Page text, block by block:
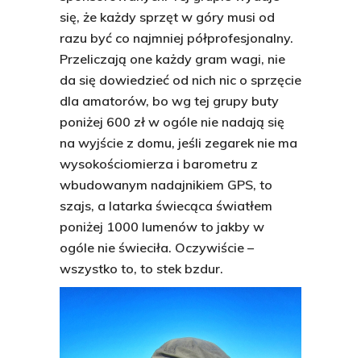
się, że każdy sprzęt w góry musi od
razu być co najmniej półprofesjonalny.
Przeliczają one każdy gram wagi, nie
da się dowiedzieć od nich nic o sprzęcie
dla amatorów, bo wg tej grupy buty
poniżej 600 zł w ogóle nie nadają się
na wyjście z domu, jeśli zegarek nie ma
wysokościomierza i barometru z
wbudowanym nadajnikiem GPS, to
szajs, a latarka świecąca światłem
poniżej 1000 lumenów to jakby w
ogóle nie świeciła. Oczywiście –
wszystko to, to stek bzdur.